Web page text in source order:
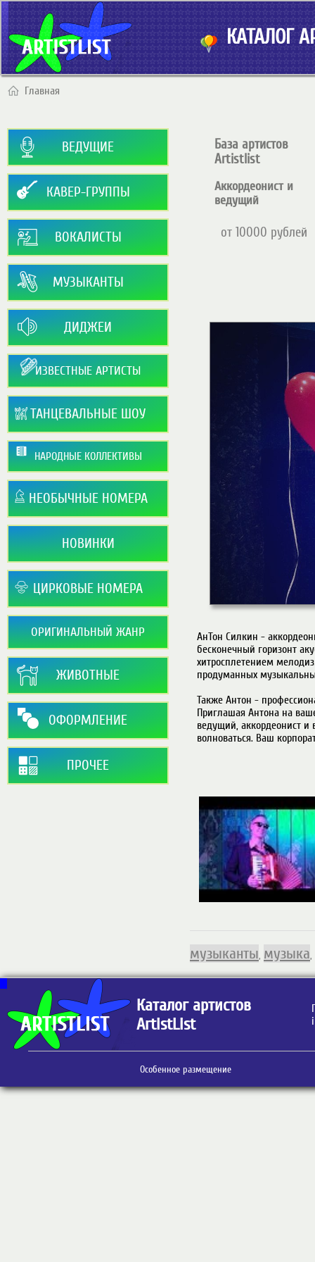
КАТАЛОГ
Главная
ВЕДУЩИЕ
КАВЕР-ГРУППЫ
ВОКАЛИСТЫ
МУЗЫКАНТЫ
ДИДЖЕИ
ИЗВЕСТНЫЕ АРТИСТЫ
ТАНЦЕВАЛЬНЫЕ ШОУ
НАРОДНЫЕ КОЛЛЕКТИВЫ
НЕОБЫЧНЫЕ НОМЕРА
НОВИНКИ
ЦИРКОВЫЕ НОМЕРА
ОРИГИНАЛЬНЫЙ ЖАНР
ЖИВОТНЫЕ
ОФОРМЛЕНИЕ
ПРОЧЕЕ
База артистов
Artistlist
Аккордеонист и
ведущий
от 10000 рублей
АнТон Силкин -
бесконечный горизонт
хитросплетением
продуманных
Также Антон -
Приглашая Антона на
ведущий, аккордеонист
волноваться. Ваш
музыканты, музыка,
Каталог артистов
ArtistList
Особенное размещение